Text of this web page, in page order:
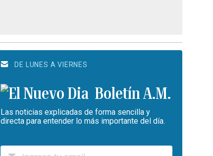
DE LUNES A VIERNES
Boletín A.M.
Las noticias explicadas de forma sencilla y
directa para entender lo más importante del día.